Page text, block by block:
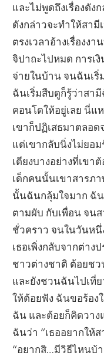
และไม่พูดถึงเรื่องดัง
ดังกล่าวจะทำให้สามี
ตรงเวลาอ้างเรื่องงา
จิปาถะไปหมด การเ
จ่ายในบ้าน จนฉันเริ่
ฉันเริ่มสืบดูก็รู้ว่าสา
คอนโดให้อยู่เลย นี่แ
เขาก็ปฏิเสธมาตลอ
แต่เขากลับนิ่งไม่ยอ
เตียงบางอย่างที่เขา
เด็กคนนั้นเขาสารภ
นั้นฉันกลุ้มใจมาก ฉัน
ตามผับ กับเพื่อน จน
ชั่วคราว จนในวันหนึ่
เธอเพิ่งกลับจากต่าง
ชาวต่างชาติ ต้อยชว
และยังชวนฉันไปเที่
ให้ต้อยฟัง ฉันขอร้อง
ฉัน และต้อยก็คิดวา
ฉันว่า “เธออยากให้
“อยากสิ…มีวิธีไหนบ้า